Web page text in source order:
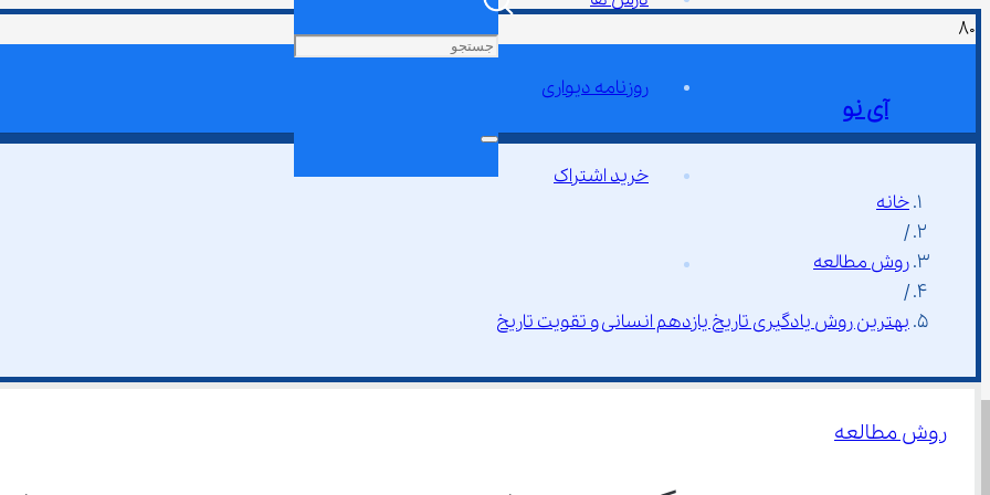
آی نو
روزنامه دیواری
خرید اشتراک
خانه
/
روش مطالعه
/
بهترین روش یادگیری تاریخ یازدهم انسانی و تقویت تاریخ
روش مطالعه